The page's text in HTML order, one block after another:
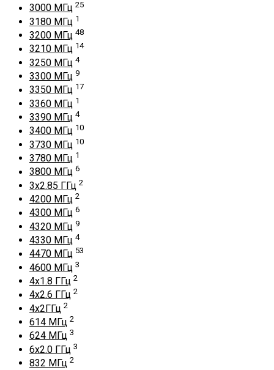
3000 МГц 25
3180 МГц 1
3200 МГц 48
3210 МГц 14
3250 МГц 4
3300 МГц 9
3350 МГц 17
3360 МГц 1
3390 МГц 4
3400 МГц 10
3730 МГц 10
3780 МГц 1
3800 МГц 6
3x2.85 ГГц 2
4200 МГц 2
4300 МГц 6
4320 МГц 9
4330 МГц 4
4470 МГц 53
4600 МГц 3
4x1.8 ГГц 2
4x2.6 ГГц 2
4x2ГГц 2
614 МГц 2
624 МГц 3
6x2.0 ГГц 3
832 МГц 2